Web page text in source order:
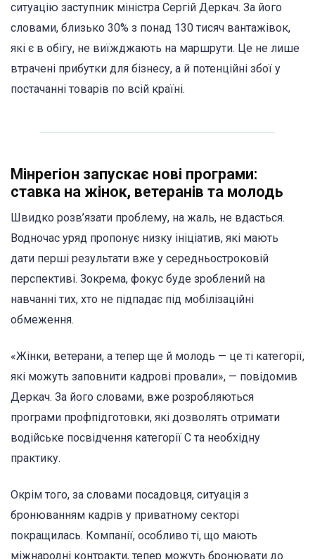
ситуацію заступник міністра Сергій Деркач. За його
словами, близько 30% з понад 130 тисяч вантажівок,
які є в обігу, не виїжджають на маршрути. Це не лише
втрачені прибутки для бізнесу, а й потенційні збої у
постачанні товарів по всій країні.
Мінрегіон запускає нові програми:
ставка на жінок, ветеранів та молодь
Швидко розв’язати проблему, на жаль, не вдасться.
Водночас уряд пропонує низку ініціатив, які мають
дати перші результати вже у середньостроковій
перспективі. Зокрема, фокус буде зроблений на
навчанні тих, хто не підпадає під мобілізаційні
обмеження.
«Жінки, ветерани, а тепер ще й молодь — це ті категорії,
які можуть заповнити кадрові провали», — повідомив
Деркач. За його словами, вже розробляються
програми профпідготовки, які дозволять отримати
водійське посвідчення категорії С та необхідну
практику.
Окрім того, за словами посадовця, ситуація з
бронюванням кадрів у приватному секторі
покращилась. Компанії, особливо ті, що мають
міжнародні контракти, тепер можуть бронювати до